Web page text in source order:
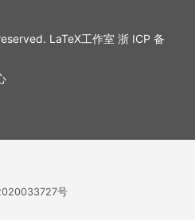
LaTeX工作室 浙 ICP 备
号